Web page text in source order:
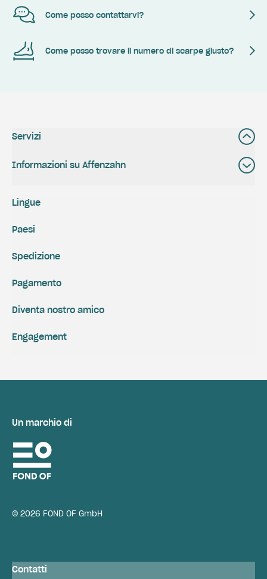
Come posso contattarvi?
Come posso trovare il numero di scarpe giusto?
Servizi
Informazioni su Affenzahn
Spedizione
Pagamento
Engagement
Diventa nostro amico
Lingue
Paesi
Un marchio di
© 2026 FOND OF GmbH
Contatti